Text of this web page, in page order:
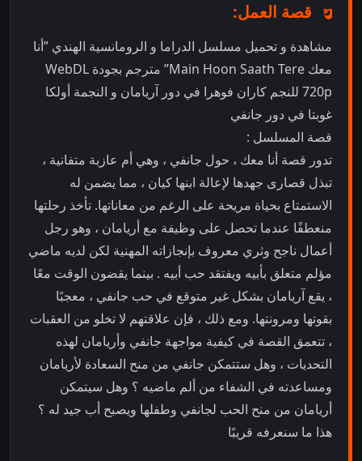
قصة العمل:
مشاهدة و تحميل مسلسل الدراما و الرومانسية الهندي ”أنا
معك Main Hoon Saath Tere” مترجم بجودة WebDL
720p للنجم كاران فوهرا في دور آريامان و النجمة أولكا
غوبتا في دور جانفي
قصة المسلسل :
تدور قصة أنا معك ، حول جانفي ، وهي أم عازبة متفانية ،
تبذل قصارى جهدها لإعالة ابنها كيان ، مما يضمن له
الاستمتاع بحياة مريحة على الرغم من معاناتها. تأخذ رحلتها
منعطفًا عندما تحصل على وظيفة مع أريامان ، وهو رجل
أعمال ناجح وثري معروف بإنجازاته المهنية لكن لديه ماضي
مؤلم متعلق بأبيه ويفتقد حب أبيه . بينما يقضون الوقت معًا
، يقع آريامان بشكل غير متوقع في حب جانفي ، معجبًا
بقوتها ومرونتها. ومع ذلك ، فإن علاقتهم لا تخلو من العقبات
، تتعمق القصة في كيفية مواجهة جانفي وأريامان لهذه
التحديات ، وهل ستتمكن جانفي من منح السعادة لأريامان
ومساعدته في الشفاء من ألم ماضيه ؟ وهل سيتمكن
أريامان من منح الحب لجانفي وطفلها ويصبح أب جيد له ؟
هذا ما سنعرفه قريبًا